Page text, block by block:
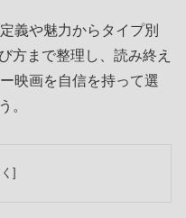
義や魅力からタイプ別
方まで整理し、読み終え
映画を自信を持って選
。